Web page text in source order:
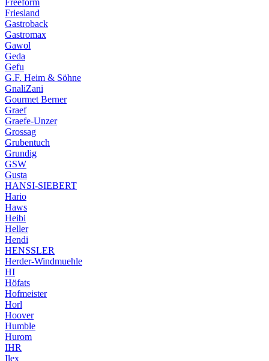
Freeform
Friesland
Gastroback
Gastromax
Gawol
Geda
Gefu
G.F. Heim & Söhne
GnaliZani
Gourmet Berner
Graef
Graefe-Unzer
Grossag
Grubentuch
Grundig
GSW
Gusta
HANSI-SIEBERT
Hario
Haws
Heibi
Heller
Hendi
HENSSLER
Herder-Windmuehle
HI
Höfats
Hofmeister
Horl
Hoover
Humble
Hurom
IHR
Ilex